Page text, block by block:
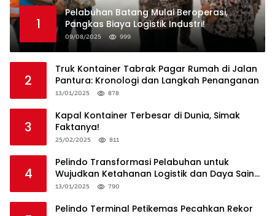
1
Pelabuhan Batang Mulai Beroperasi,
Pangkas Biaya Logistik Industri!
09/08/2025 999
2
Truk Kontainer Tabrak Pagar Rumah di Jalan
Pantura: Kronologi dan Langkah Penanganan
13/01/2025 878
3
Kapal Kontainer Terbesar di Dunia, Simak
Faktanya!
25/02/2025 811
4
Pelindo Transformasi Pelabuhan untuk
Wujudkan Ketahanan Logistik dan Daya Saing
Global
13/01/2025 790
Pelindo Terminal Petikemas Pecahkan Rekor